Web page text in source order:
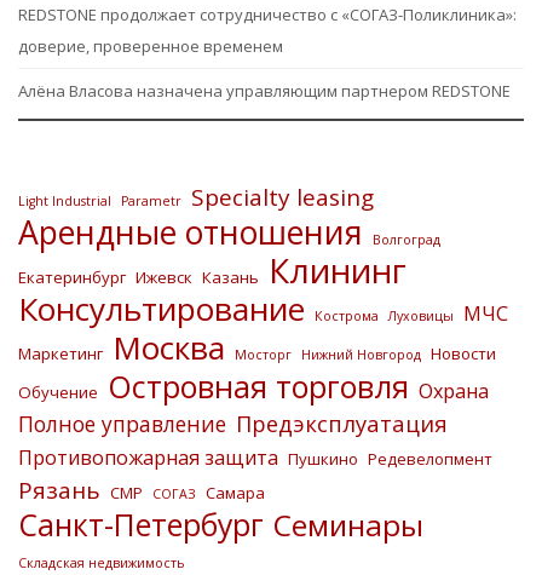
REDSTONE продолжает сотрудничество с «СОГАЗ-Поликлиника»:
доверие, проверенное временем
Алёна Власова назначена управляющим партнером REDSTONE
Light Industrial Parametr Specialty leasing
Арендные отношения Волгоград
Екатеринбург Ижевск Казань Клининг
Консультирование Кострома Луховицы МЧС
Маркетинг Москва Мосторг Нижний Новгород Новости
Обучение
Островная торговля Охрана
Полное управление Предэксплуатация
Противопожарная защита Пушкино Редевелопмент
Рязань СМР СОГАЗ Самара
Санкт-Петербург Семинары
Складская недвижимость